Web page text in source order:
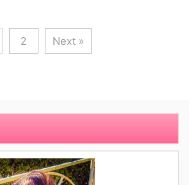
ク
チコピーが気になって口
コミなどを調べてみたと
るとのこと。 リキッドな
着してくれ、パウダーに
変化することによって ...
に
ニ
れた手でもしっかりとメ
イクをなじませながら落
ガニック認証5種の贅沢
美容オイルを配合が配合
されているので、洗った
2 Next »